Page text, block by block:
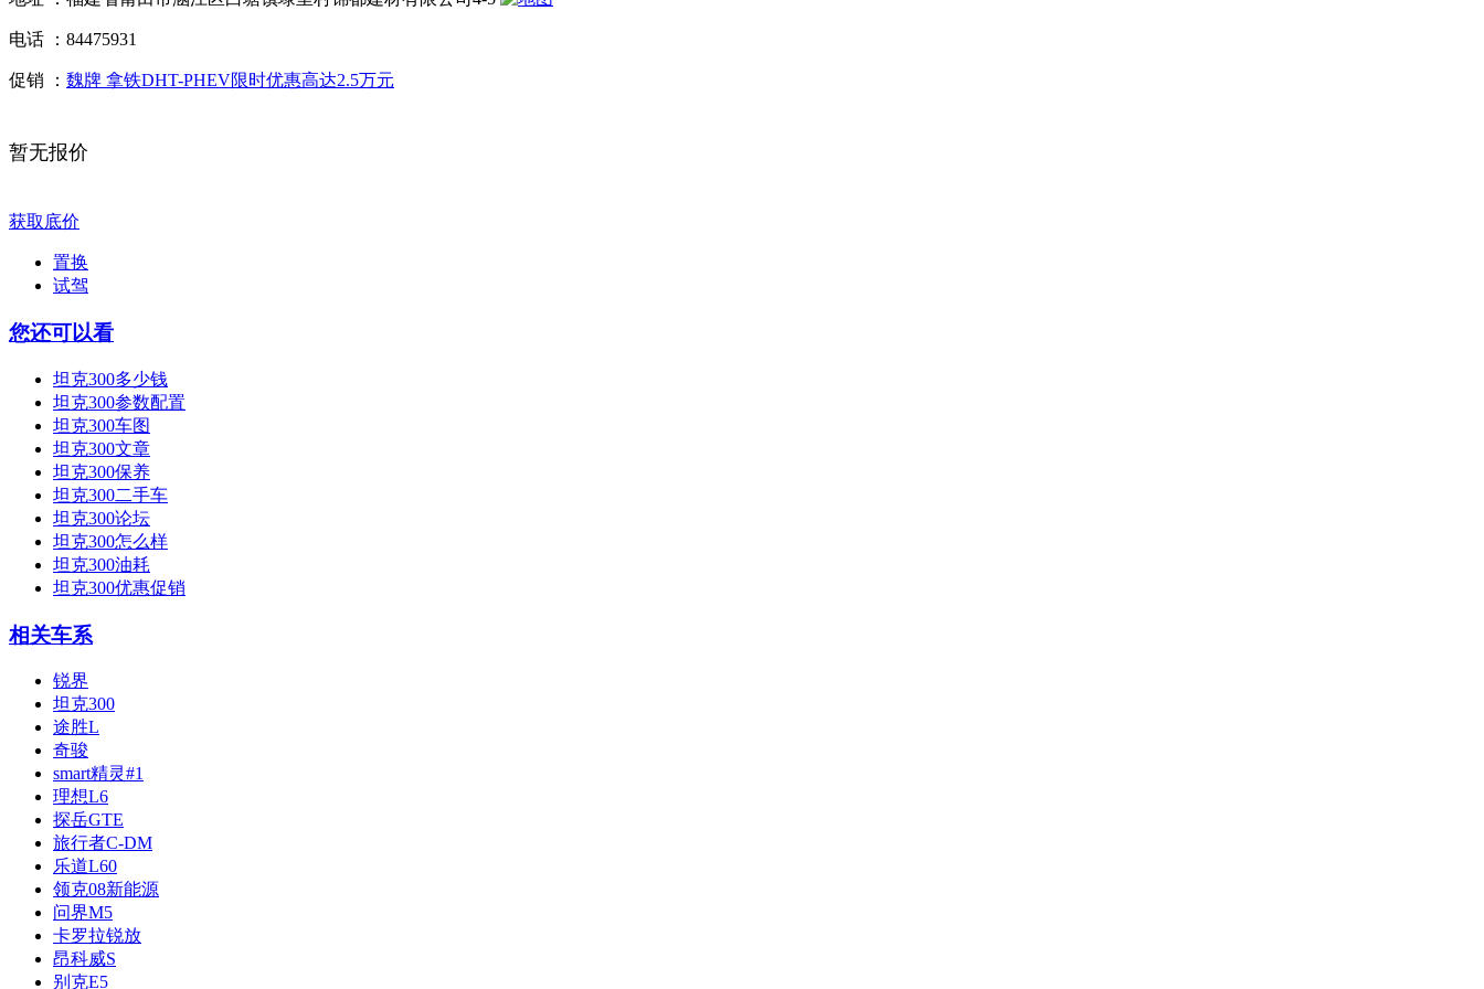
电话 ： 84475931
促销 ： 魏牌 拿铁DHT-PHEV限时优惠高达2.5万元
暂无报价
获取底价
置换
试驾
您还可以看
坦克300多少钱
坦克300参数配置
坦克300车图
坦克300文章
坦克300保养
坦克300二手车
坦克300论坛
坦克300怎么样
坦克300油耗
坦克300优惠促销
相关车系
锐界
坦克300
途胜L
奇骏
smart精灵#1
理想L6
探岳GTE
旅行者C-DM
乐道L60
领克08新能源
问界M5
卡罗拉锐放
昂科威S
别克E5